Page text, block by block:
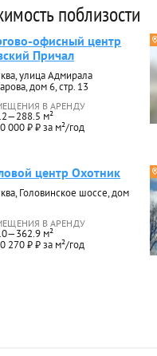
поблизости
офисный центр
Причал
улица Адмирала
дом 6, стр. 13
В АРЕНДУ
м²
000 ₽ ₽ за м²/год
центр Охотник
Головинское шоссе, дом
В АРЕНДУ
м²
270 ₽ ₽ за м²/год